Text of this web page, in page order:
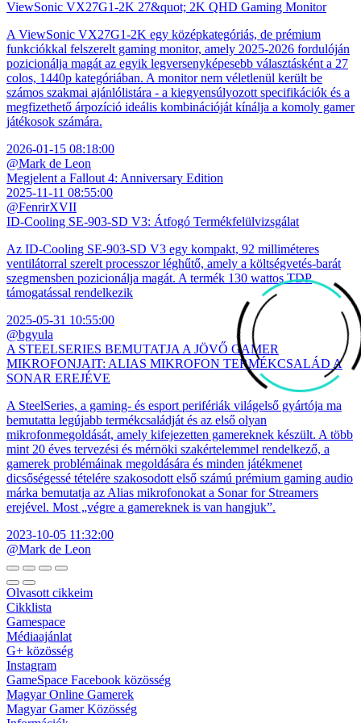
ViewSonic VX27G1-2K 27&quot; 2K QHD Gaming Monitor
A ViewSonic VX27G1-2K egy középkategóriás, de prémium
funkciókkal felszerelt gaming monitor, amely 2025-2026 fordulóján
pozicionálja magát az egyik legversenyképesebb választásként a 27
colos, 1440p kategóriában. A monitor nem véletlenül került be
számos szakmai ajánlólistára - a kiegyensúlyozott specifikációk és a
megfizethető árpozíció ideális kombinációját kínálja a komoly gamer
játékosok számára.
2026-01-15 08:18:00
@Mark de Leon
Megjelent a Fallout 4: Anniversary Edition
2025-11-11 08:55:00
@FenrirXVII
ID-Cooling SE-903-SD V3: Átfogó Termékfelülvizsgálat
Az ID-Cooling SE-903-SD V3 egy kompakt, 92 milliméteres
ventilátorral szerelt processzor léghűtő, amely a költségvetés-barát
szegmensben pozicionálja magát. A termék 130 wattos TDP
támogatással rendelkezik
2025-05-31 10:55:00
@bgyula
A STEELSERIES BEMUTATJA A JÖVŐ GAMER
MIKROFONJAIT: ALIAS MIKROFON TERMÉKCSALÁD A
SONAR EREJÉVE
A SteelSeries, a gaming- és esport perifériák világelső gyártója ma
bemutatta legújabb termékcsaládját és az első olyan
mikrofonmegoldását, amely kifejezetten gamereknek készült. A több
mint 20 éves tervezési és mérnöki szakértelemmel rendelkező, a
gamerek problémáinak megoldására és minden játékmenet
dicsőségessé tételére szakosodott első számú prémium gaming audio
márka bemutatja az Alias mikrofonokat a Sonar for Streamers
erejével. Most „végre a gamereknek is van hangjuk”.
2023-10-05 11:32:00
@Mark de Leon
Olvasott cikkeim
Cikklista
Gamespace
Médiaajánlat
G+ közösség
Instagram
GameSpace Facebook közösség
Magyar Online Gamerek
Magyar Gamer Közösség